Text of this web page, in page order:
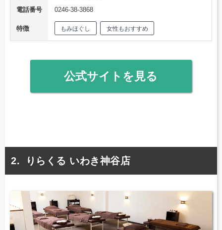
電話番号
0246-38-3868
特徴 もみほぐし 女性もおすすめ
公式サイトを見る
りらくる いわき神谷店